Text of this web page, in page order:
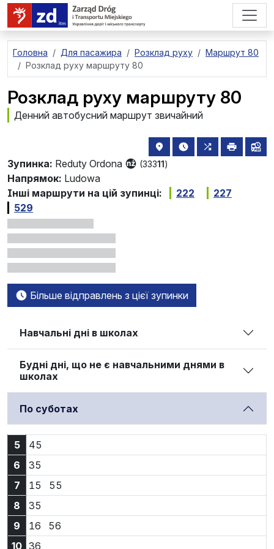
перейти до основного вмісту
Головна Для пасажира Розклад руху
Маршрут 80
Розклад руху маршруту 80
Розклад руху маршруту 80
Денний автобусний маршрут звичайний
Зупинка: Reduty Ordona (33311)
розташування зупинки на
найближчі
всі
Напрямок: Ludowa
Інші маршрути на цій зупинці:
222
227
529
Більше відправлень з цієї зупинки
Навчальні дні в школах
Будні дні, що не є навчальними днями в
школах
По суботах
5 45
6
35
7
15 7:15
55
8
35
9
16 9:16
56
10 36